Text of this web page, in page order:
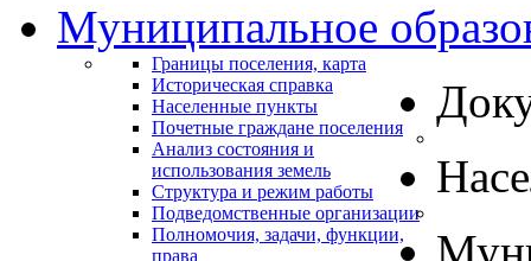
Муниципальное
Границы поселения, карта
Историческая справка
Населенные пункты
Почетные граждане поселения
Анализ состояния и
использования земель
Структура и режим работы
Подведомственные организации
Полномочия, задачи, функции,
права